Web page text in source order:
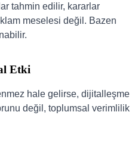
tahmin edilir, kararlar
meselesi değil. Bazen
Etki
hale gelirse, dijitalleşme
değil, toplumsal verimlilik